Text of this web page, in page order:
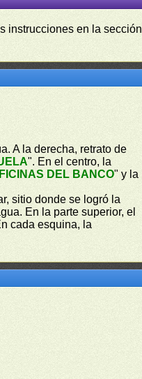
instrucciones en la sección
A la derecha, retrato de
". En el centro, la
DEL BANCO" y la
sitio donde se logró la
En la parte superior, el
cada esquina, la